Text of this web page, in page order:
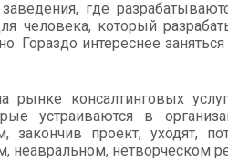
где
человека, который
Гораздо интереснее
рынке консалтинговых
устраиваются в
закончив проект, уходят,
неавральном, нетворческом